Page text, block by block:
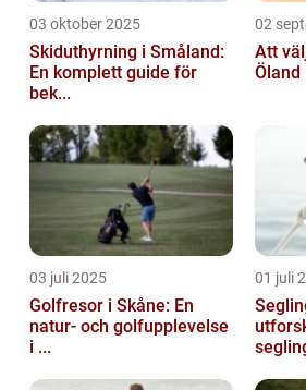
03 oktober 2025
Skiduthyrning i Småland:
En komplett guide för
bek...
02
Att
Öland
03 juli 2025
Golfresor i Skåne: En
natur- och golfupplevelse
i ...
01 juli